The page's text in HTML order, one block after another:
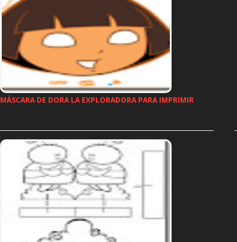
MÁSCARA DE DORA LA EXPLORADORA PARA IMPRIMIR